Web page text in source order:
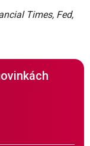
Times, Fed,